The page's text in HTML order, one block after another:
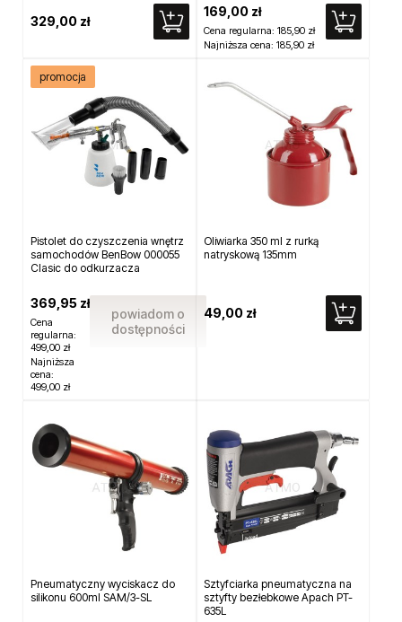
329,00 zł
169,00 zł
Cena regularna: 185,90 zł
Najniższa cena: 185,90 zł
Pistolet do czyszczenia wnętrz
samochodów BenBow 000055
Clasic do odkurzacza
369,95 zł
Cena
regularna:
499,00 zł
Najniższa
cena:
499,00 zł
powiadom o
dostępności
promocja
Oliwiarka 350 ml z rurką
natryskową 135mm
49,00 zł
Pneumatyczny wyciskacz do
silikonu 600ml SAM/3-SL
Sztyfciarka pneumatyczna na
sztyfty bezłebkowe Apach PT-
635L